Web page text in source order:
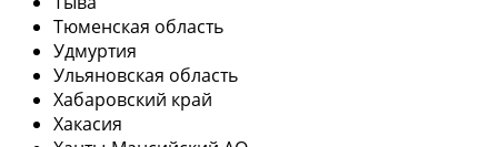
Тюменская область
Удмуртия
Ульяновская область
Хабаровский край
Хакасия